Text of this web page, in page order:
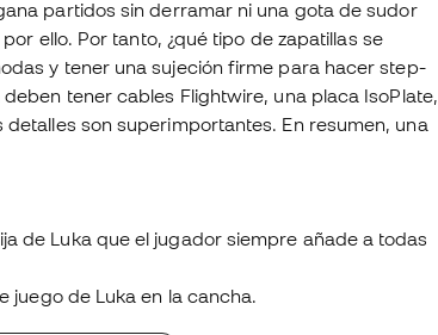
partidos sin derramar ni una gota de sudor
ello. Por tanto, ¿qué tipo de zapatillas se
y tener una sujeción firme para hacer step-
tener cables Flightwire, una placa IsoPlate,
son superimportantes. En resumen, una
de Luka que el jugador siempre añade a todas
juego de Luka en la cancha.